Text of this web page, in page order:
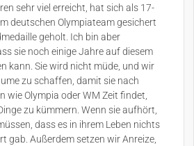
sehr viel erreicht, hat sich als 17-
deutschen Olympiateam gesichert
geholt. Ich bin aber
sie noch einige Jahre auf diesem
kann. Sie wird nicht müde, und wir
zu schaffen, damit sie nach
wie Olympia oder WM Zeit findet,
zu kümmern. Wenn sie aufhört,
dass es in ihrem Leben nichts
gab. Außerdem setzen wir Anreize,